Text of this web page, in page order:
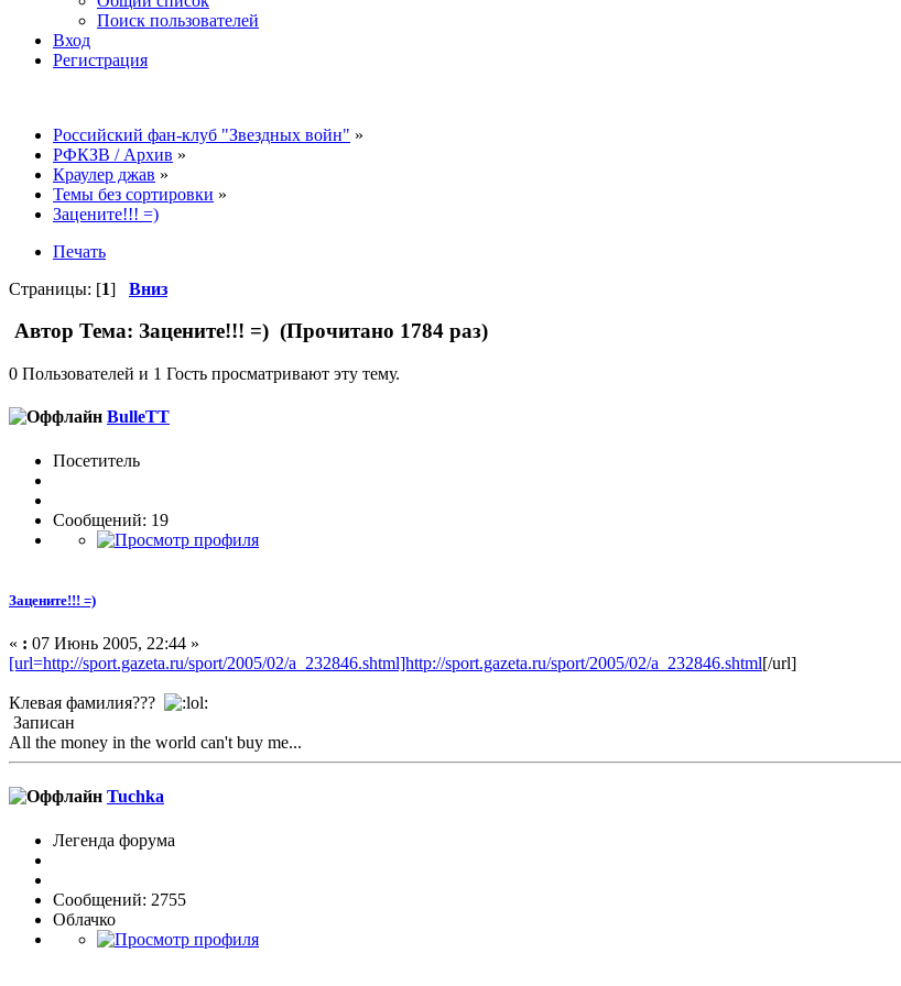
Поиск пользователей
Вход
Регистрация
Российский фан-клуб "Звездных войн" »
РФКЗВ / Архив »
Краулер джав »
Темы без сортировки »
Зацените!!! =)
Печать
Страницы: [1] Вниз
Автор Тема: Зацените!!! =) (Прочитано 1784 раз)
0 Пользователей и 1 Гость просматривают эту тему.
BulleTT
Посетитель
Сообщений: 19
Зацените!!! =)
« : 07 Июнь 2005, 22:44 »
[url=http://sport.gazeta.ru/sport/2005/02/a_232846.shtml]http://sport.gazeta.ru/sport/2005/02/a_232846.shtml[/url]
Клевая фамилия???
Записан
All the money in the world can't buy me...
Tuchka
Легенда форума
Сообщений: 2755
Облачко